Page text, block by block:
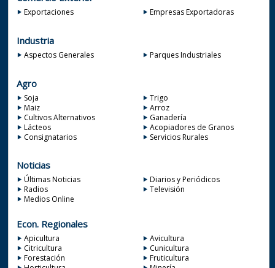
Exportaciones Empresas Exportadoras
Industria
Aspectos Generales Parques Industriales
Agro
Soja
Trigo
Maiz
Arroz
Cultivos Alternativos
Ganadería
Lácteos
Acopiadores de Granos
Consignatarios
Servicios Rurales
Noticias
Últimas Noticias
Diarios y Periódicos
Radios
Televisión
Medios Online
Econ. Regionales
Apicultura
Avicultura
Citricultura
Cunicultura
Forestación
Fruticultura